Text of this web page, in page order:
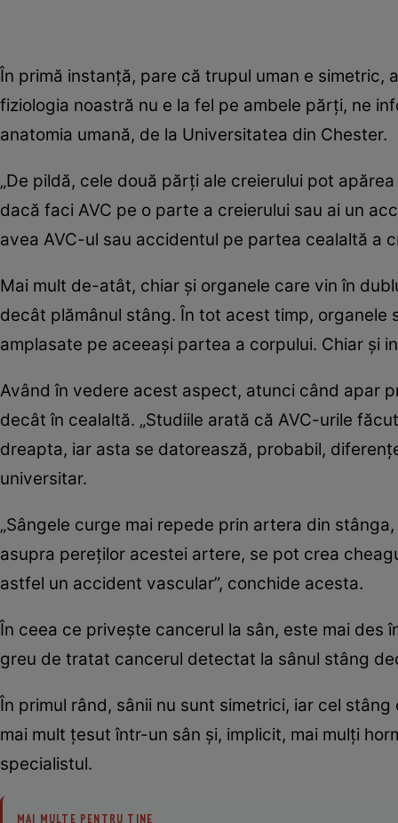
În primă instanță, pare că trupul uman e simetric,
fiziologia noastră nu e la fel pe ambele părți, ne
anatomia umană, de la Universitatea din Chester.
„De pildă, cele două părți ale creierului pot
dacă faci AVC pe o parte a creierului sau ai un
avea AVC-ul sau accidentul pe partea cealaltă a
Mai mult de-atât, chiar și organele care vin în
decât plămânul stâng. În tot acest timp,
amplasate pe aceeași partea a corpului. Chiar și
Având în vedere acest aspect, atunci când apar
decât în cealaltă. „Studiile arată că AVC-urile
dreapta, iar asta se datoreasză, probabil,
universitar.
„Sângele curge mai repede prin artera din
asupra pereților acestei artere, se pot crea
astfel un accident vascular”, conchide acesta.
În ceea ce privește cancerul la sân, este mai des
greu de tratat cancerul detectat la sânul stâng
În primul rând, sânii nu sunt simetrici, iar cel
mai mult țesut într-un sân și, implicit, mai mulți
specialistul.
MAI MULTE PENTRU TINE